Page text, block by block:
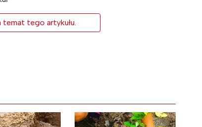
temat tego artykułu.